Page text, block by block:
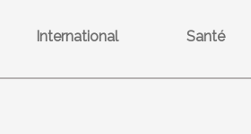
International Santé